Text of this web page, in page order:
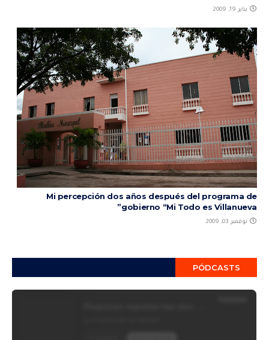
يناير 19, 2009
Mi percepción dos años después del programa de
gobierno “Mi Todo es Villanueva”
نوفمبر 03, 2009
PÓDCASTS